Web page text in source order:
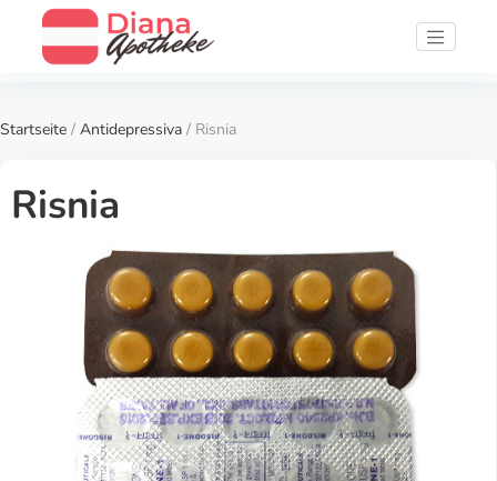
Startseite / Antidepressiva / Risnia
Risnia